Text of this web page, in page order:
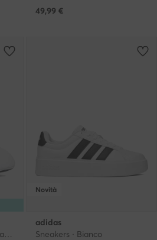
49,99 €
Novità
adidas
Sneakers · Bianco